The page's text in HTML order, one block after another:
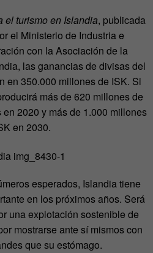
el turismo en Islandia, publicada
el Ministerio de Industria e
con la Asociación de la
las ganancias de divisas del
en 350.000 millones de ISK. Si
más de 620 millones de
2020 y más de 1.000 millones
en 2030.
esperados, Islandia tiene
en los próximos años. Será
una explotación sostenible de
mostrarse ante sí mismos con
que su estómago.